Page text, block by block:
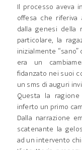
Il processo aveva
offesa che riferiva
dalla genesi della
particolare, la
inizialmente
era un
fidanzato nei suoi
un sms di auguri
Questa la
inferto un primo
Dalla narrazione
scatenante la
ad un intervento